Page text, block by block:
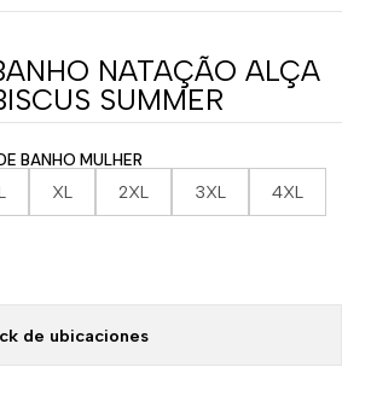
NATAÇÃO ALÇA
SUMMER
BANHO MULHER
XL 2XL 3XL 4XL
de ubicaciones